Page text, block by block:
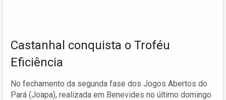
Castanhal conquista o Troféu
Eficiência
No fechamento da segunda fase dos Jogos Abertos do
Pará (Joapa), realizada em Benevides no último domingo